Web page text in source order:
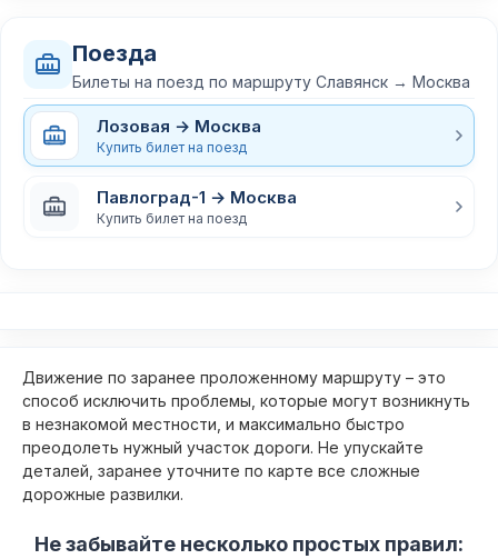
Поезда
Билеты на поезд по маршруту Славянск → Москва
Лозовая → Москва
Купить билет на поезд
Павлоград-1 → Москва
Купить билет на поезд
Движение по заранее проложенному маршруту – это
способ исключить проблемы, которые могут возникнуть
в незнакомой местности, и максимально быстро
преодолеть нужный участок дороги. Не упускайте
деталей, заранее уточните по карте все сложные
дорожные развилки.
Не забывайте несколько простых правил: